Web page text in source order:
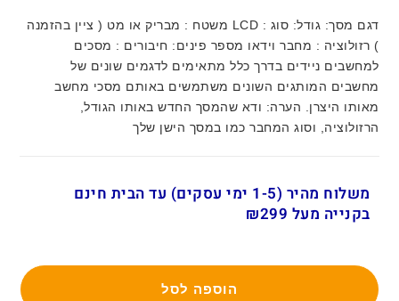
דגם מסך: גודל: סוג : LCD משטח : מבריק או מט ( ציין בהזמנה
) רזולוציה : מחבר וידאו מספר פינים: חיבורים : מסכים
למחשבים ניידים בדרך כלל מתאימים לדגמים שונים של
מחשבים המותגים השונים משתמשים באותם מסכי מחשב
מאותו היצרן. הערה: ודא שהמסך החדש באותו הגודל,
הרזולוציה, וסוג המחבר כמו במסך הישן שלך
משלוח מהיר (1-5 ימי עסקים) עד הבית חינם
בקנייה מעל ₪299
הוספה לסל